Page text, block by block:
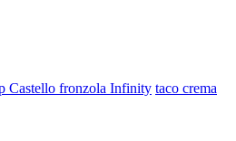
taco crema